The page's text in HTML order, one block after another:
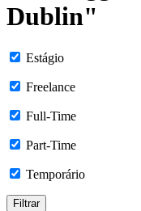
Dublin"
Estágio
Freelance
Full-Time
Part-Time
Temporário